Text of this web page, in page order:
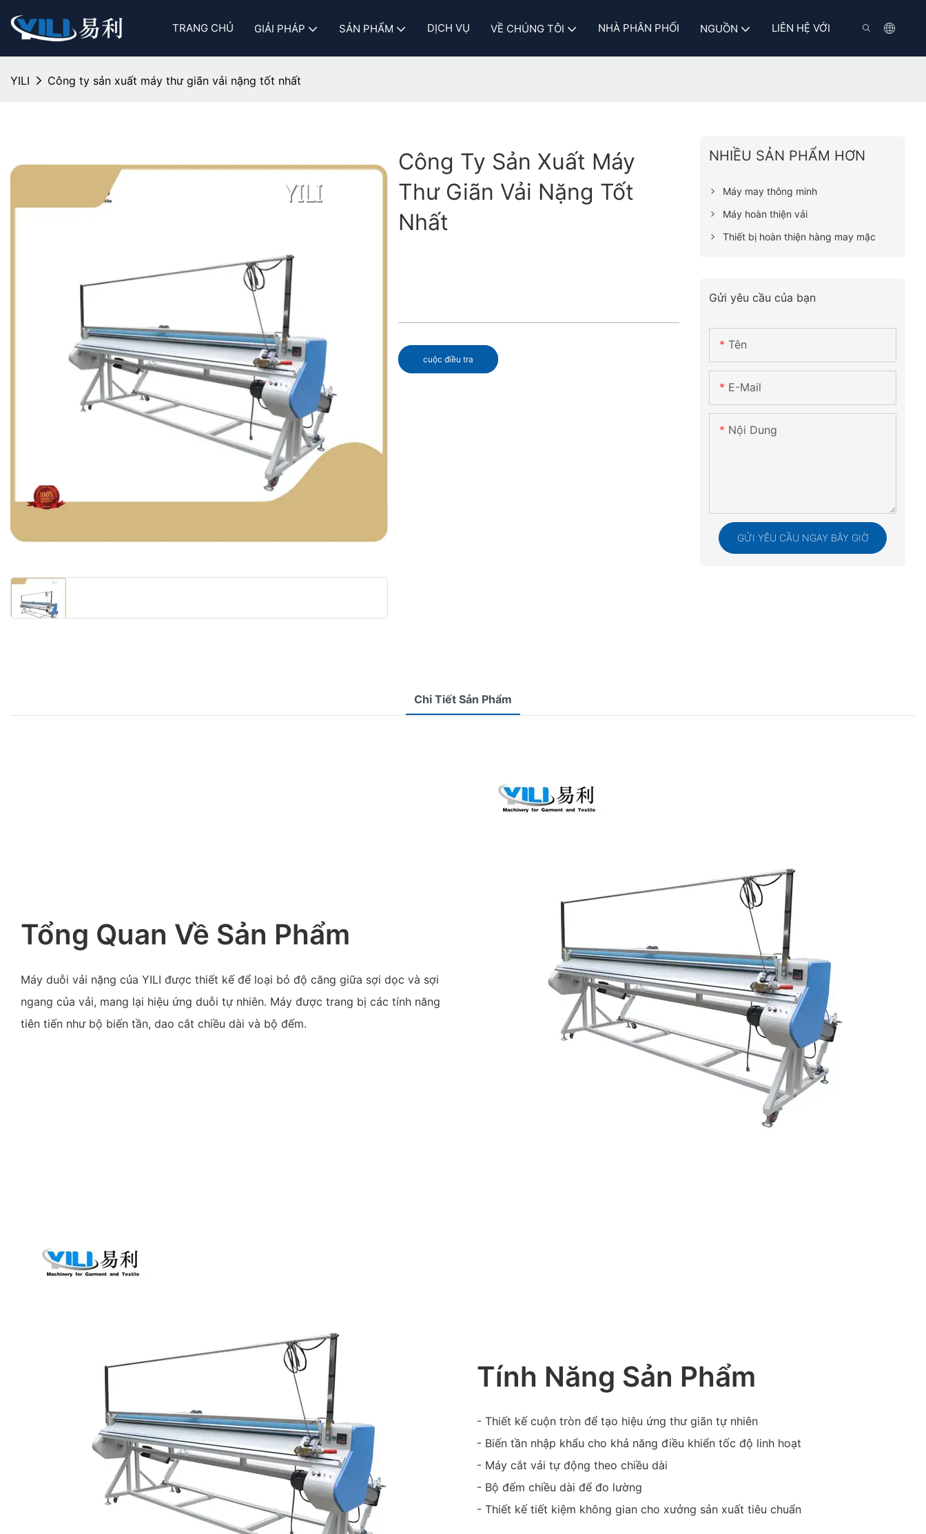
TRANG CHỦ GIẢI PHÁP SẢN PHẨM DỊCH VỤ VỀ CHÚNG TÔI NHÀ PHÂN PHỐI NGUỒN LIÊN HỆ VỚI
YILI Công ty sản xuất máy thư giãn vải nặng tốt nhất
Công Ty Sản Xuất Máy
Thư Giãn Vải Nặng Tốt
Nhất
cuộc điều tra
NHIỀU SẢN PHẨM HƠN
Máy may thông minh
Máy hoàn thiện vải
Thiết bị hoàn thiện hàng may mặc
Gửi yêu cầu của bạn
Tên
E-Mail
Nội Dung
GỬI YÊU CẦU NGAY BÂY GIỜ
Chi Tiết Sản Phẩm
Tổng Quan Về Sản Phẩm
Máy duỗi vải nặng của YILI được thiết kế để loại bỏ độ căng giữa sợi dọc và sợi
ngang của vải, mang lại hiệu ứng duỗi tự nhiên. Máy được trang bị các tính năng
tiên tiến như bộ biến tần, dao cắt chiều dài và bộ đếm.
Tính Năng Sản Phẩm
- Thiết kế cuộn tròn để tạo hiệu ứng thư giãn tự nhiên
- Biến tần nhập khẩu cho khả năng điều khiển tốc độ linh hoạt
- Máy cắt vải tự động theo chiều dài
- Bộ đếm chiều dài để đo lường
- Thiết kế tiết kiệm không gian cho xưởng sản xuất tiêu chuẩn